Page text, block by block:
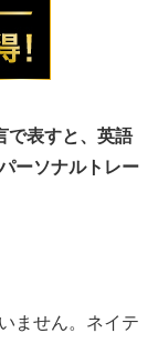
で表すと、英語
ーソナルトレー
ません。ネイテ